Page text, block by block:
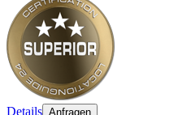
Details Anfragen